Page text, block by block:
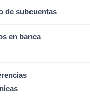
de subcuentas
en banca